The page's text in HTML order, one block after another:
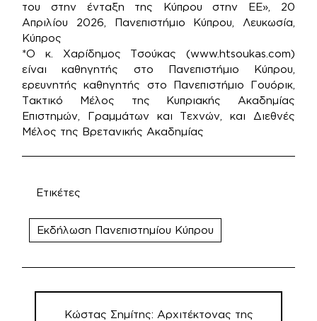
του στην ένταξη της Κύπρου στην ΕΕ», 20
Απριλίου 2026, Πανεπιστήμιο Κύπρου, Λευκωσία,
Κύπρος
*Ο κ. Χαρίδημος Τσούκας (www.htsoukas.com)
είναι καθηγητής στο Πανεπιστήμιο Κύπρου,
ερευνητής καθηγητής στο Πανεπιστήμιο Γουόρικ,
Τακτικό Μέλος της Κυπριακής Ακαδημίας
Επιστημών, Γραμμάτων και Τεχνών, και Διεθνές
Μέλος της Βρετανικής Ακαδημίας
Ετικέτες
Εκδήλωση Πανεπιστημίου Κύπρου
Πλοήγηση
άρθρωνΚώστας Σημίτης: Αρχιτέκτονας της